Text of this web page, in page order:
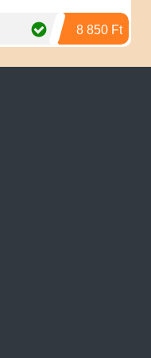
8 850 Ft